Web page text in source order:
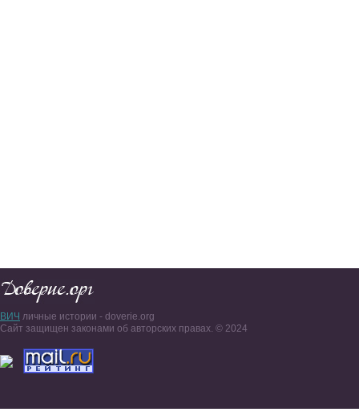
ВИЧ личные истории - doverie.org
Сайт защищен законами об авторских правах. © 2024